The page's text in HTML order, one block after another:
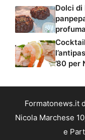
Dolci di
’80 per
Formatonews.it
Nicola Marchese
e